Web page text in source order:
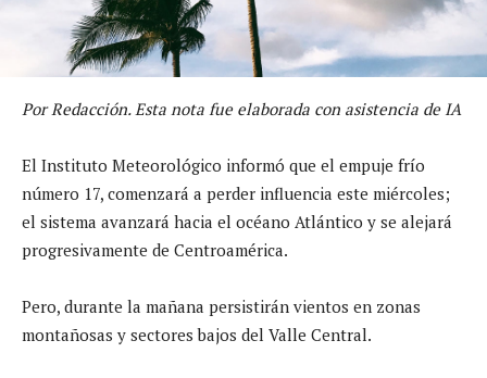
Por Redacción. Esta nota fue elaborada con asistencia de IA
El Instituto Meteorológico informó que el empuje frío
número 17, comenzará a perder influencia este miércoles;
el sistema avanzará hacia el océano Atlántico y se alejará
progresivamente de Centroamérica.
Pero, durante la mañana persistirán vientos en zonas
montañosas y sectores bajos del Valle Central.